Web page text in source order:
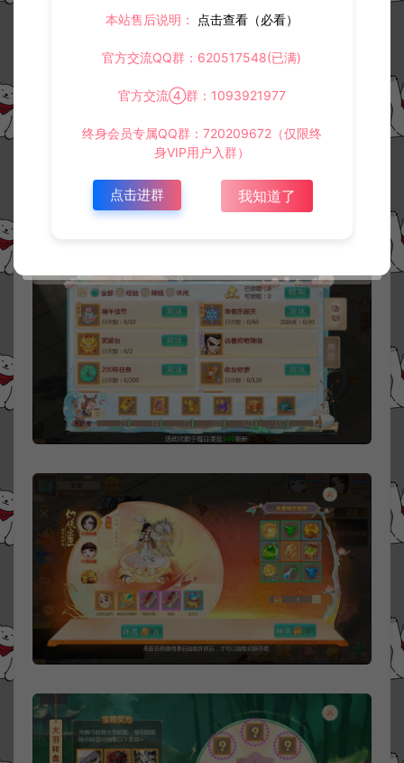
本站售后说明： 点击查看（必看）
官方交流QQ群：620517548(已满)
官方交流④群：1093921977
终身会员专属QQ群：720209672（仅限终
身VIP用户入群）
点击进群 我知道了